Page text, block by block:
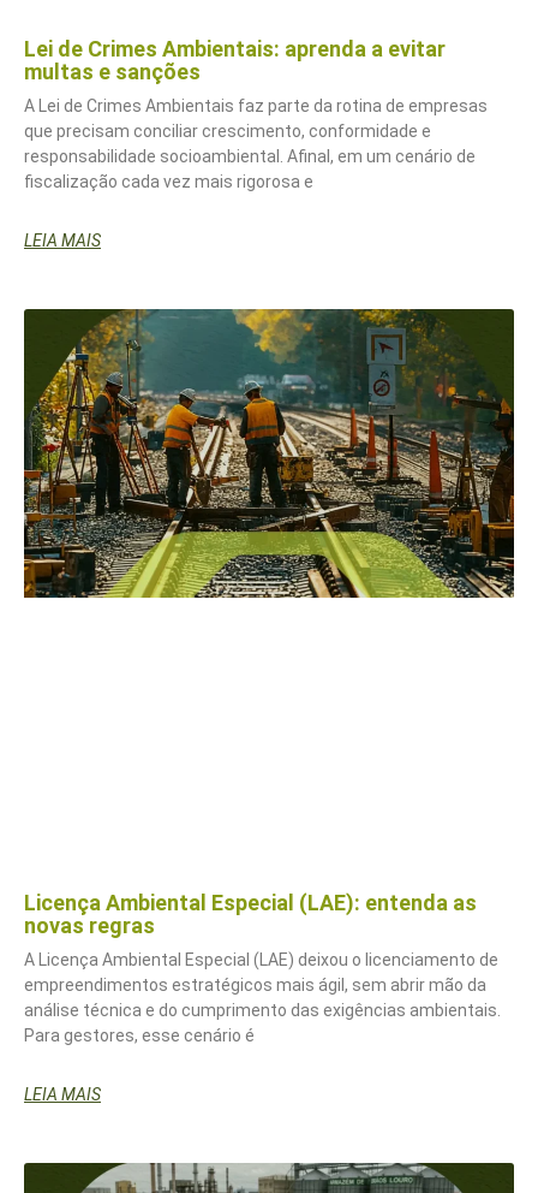
Lei de Crimes Ambientais: aprenda a evitar
multas e sanções
A Lei de Crimes Ambientais faz parte da rotina de empresas
que precisam conciliar crescimento, conformidade e
responsabilidade socioambiental. Afinal, em um cenário de
fiscalização cada vez mais rigorosa e
LEIA MAIS
Licença Ambiental Especial (LAE): entenda as
novas regras
A Licença Ambiental Especial (LAE) deixou o licenciamento de
empreendimentos estratégicos mais ágil, sem abrir mão da
análise técnica e do cumprimento das exigências ambientais.
Para gestores, esse cenário é
LEIA MAIS